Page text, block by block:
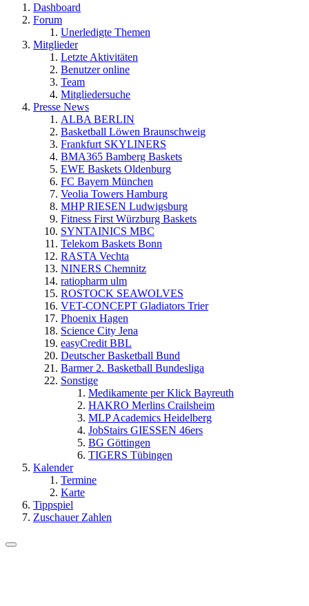
Dashboard
Forum
Unerledigte Themen
Mitglieder
Letzte Aktivitäten
Benutzer online
Team
Mitgliedersuche
Presse News
ALBA BERLIN
Basketball Löwen Braunschweig
Frankfurt SKYLINERS
BMA365 Bamberg Baskets
EWE Baskets Oldenburg
FC Bayern München
Veolia Towers Hamburg
MHP RIESEN Ludwigsburg
Fitness First Würzburg Baskets
SYNTAINICS MBC
Telekom Baskets Bonn
RASTA Vechta
NINERS Chemnitz
ratiopharm ulm
ROSTOCK SEAWOLVES
VET-CONCEPT Gladiators Trier
Phoenix Hagen
Science City Jena
easyCredit BBL
Deutscher Basketball Bund
Barmer 2. Basketball Bundesliga
Sonstige
Medikamente per Klick Bayreuth
HAKRO Merlins Crailsheim
MLP Academics Heidelberg
JobStairs GIESSEN 46ers
BG Göttingen
TIGERS Tübingen
Kalender
Termine
Karte
Tippspiel
Zuschauer Zahlen